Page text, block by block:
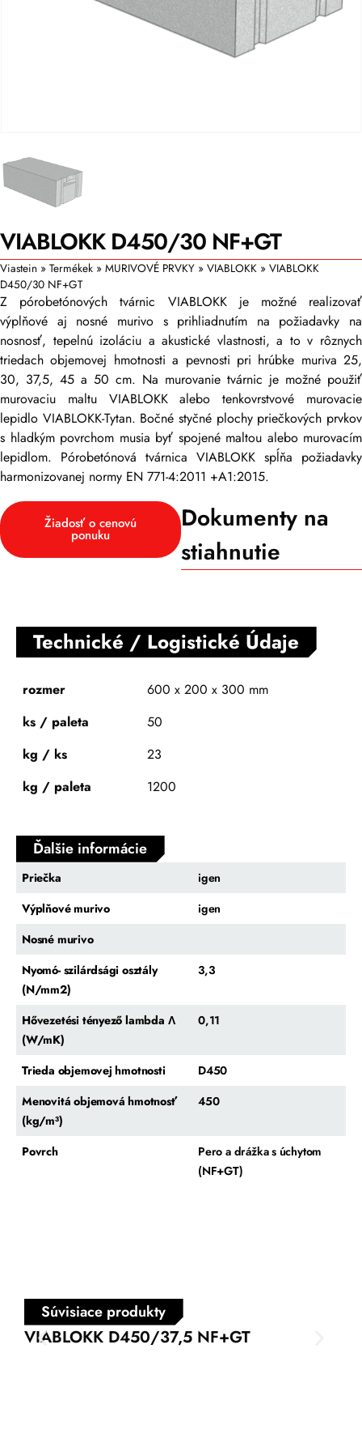
VIABLOKK D450/30 NF+GT
Viastein » Termékek » MURIVOVÉ PRVKY » VIABLOKK » VIABLOKK
D450/30 NF+GT
Z pórobetónových tvárnic VIABLOKK je možné realizovať
výplňové aj nosné murivo s prihliadnutím na požiadavky na
nosnosť, tepelnú izoláciu a akustické vlastnosti, a to v rôznych
triedach objemovej hmotnosti a pevnosti pri hrúbke muriva 25,
30, 37,5, 45 a 50 cm. Na murovanie tvárnic je možné použiť
murovaciu maltu VIABLOKK alebo tenkovrstvové murovacie
lepidlo VIABLOKK-Tytan. Bočné styčné plochy priečkových prvkov
s hladkým povrchom musia byť spojené maltou alebo murovacím
lepidlom. Pórobetónová tvárnica VIABLOKK spĺňa požiadavky
harmonizovanej normy EN 771-4:2011 +A1:2015.
Žiadosť o cenovú
ponuku
Dokumenty na
stiahnutie
Technické / Logistické Údaje
rozmer
600 x 200 x 300 mm
ks / paleta
50
kg / ks
23
kg / paleta
1200
Ďalšie informácie
Priečka
igen
Výplňové murivo
igen
Nosné murivo
Nyomó- szilárdsági osztály
(N/mm2)
3,3
Hővezetési tényező lambda Λ
(W/mK)
0,11
Trieda objemovej hmotnosti
D450
Menovitá objemová hmotnosť
(kg/m³)
450
Povrch
Pero a drážka s úchytom
(NF+GT)
Súvisiace produkty
VIABLOKK D450/37,5 NF+GT